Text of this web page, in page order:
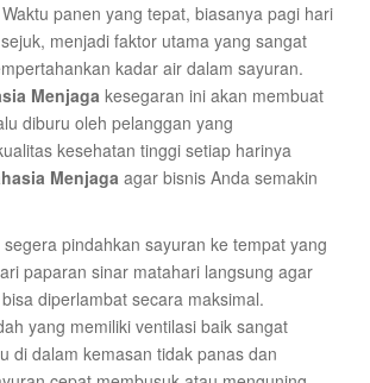
panen yang tepat, biasanya pagi hari
menjadi faktor utama yang sangat
kadar air dalam sayuran.
Menjaga kesegaran ini akan membuat
diburu oleh pelanggan yang
kesehatan tinggi setiap harinya
Menjaga agar bisnis Anda semakin
pindahkan sayuran ke tempat yang
paparan sinar matahari langsung agar
diperlambat secara maksimal.
yang memiliki ventilasi baik sangat
di dalam kemasan tidak panas dan